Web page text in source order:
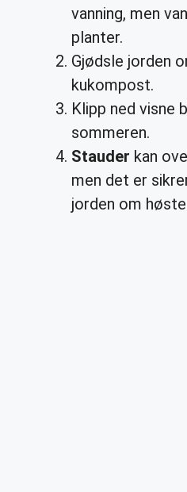
vanning, men
planter.
Gjødsle jorden
kukompost.
Klipp ned visne
sommeren.
Stauder kan
men det er
jorden om